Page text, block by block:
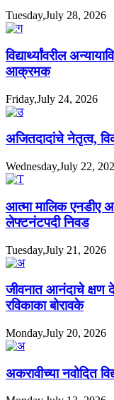
Tuesday,July 28, 2026
विद्यार्थ्यांवरील
आक्रमक
Friday,July 24, 2026
अजितदादांचे नेतृत्व,
Wednesday,July 22,
आत्मा मालिक एनडीए
लेफ्टनंटपदी निवड
Tuesday,July 21, 2026
जीवनात आनंदाचे
रविकाका बोरावके
Monday,July 20, 2026
अकरावीच्या नवोदित